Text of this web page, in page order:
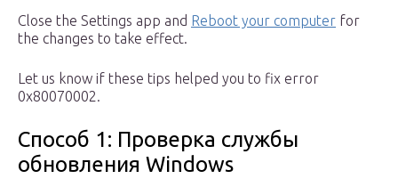
Close the Settings app and Reboot your computer for
the changes to take effect.
Let us know if these tips helped you to fix error
0x80070002.
Способ 1: Проверка службы
обновления Windows